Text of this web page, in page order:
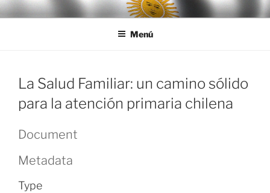
Ir
al
LEGISALUD
Menú
La Salud Familiar: un camino sólido
para la atención primaria chilena
Document
Metadata
Type